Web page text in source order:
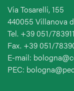
Via Tosarelli, 155
440055 Villanova
Tel. +39 051/783911
Fax. +39 051/
E-mail:
PEC: